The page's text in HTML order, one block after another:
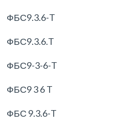
ФБС9.3.6-T
ФБС9.3.6.T
ФБС9-3-6-T
ФБС9 3 6 T
ФБС 9.3.6-T